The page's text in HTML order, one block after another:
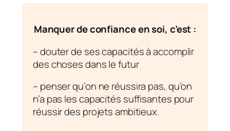
Manquer de confiance en soi, c’est :
– douter de ses capacités à accomplir
des choses dans le futur
– penser qu’on ne réussira pas, qu’on
n’a pas les capacités suffisantes pour
réussir des projets ambitieux.